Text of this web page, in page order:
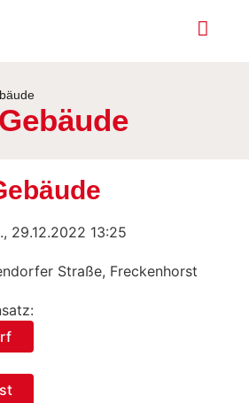
29.12.2022 13:25
Straße, Freckenhorst